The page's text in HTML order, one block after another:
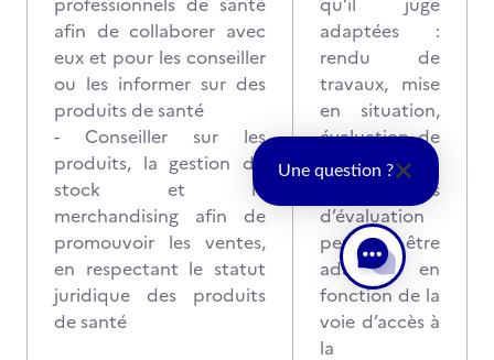
afin de collaborer avec
eux et pour les conseiller
ou les informer sur des
produits de santé
- Conseiller sur les
produits, la gestion du
stock et le
merchandising afin de
promouvoir les ventes,
en respectant le statut
juridique des produits
de santé
adaptées :
rendu de
travaux, mise
en situation,
évaluation de
projet, etc.
Ces modalités
d’évaluation
peuvent être
adaptées en
fonction de la
voie d’accès à
la
Une question ?